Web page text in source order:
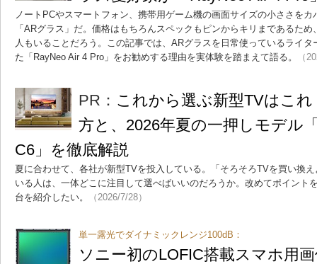
ノートPCやスマートフォン、携帯用ゲーム機の画面サイズの小ささを
「ARグラス」だ。価格はもちろんスペックもピンからキリまであるた
人もいることだろう。この記事では、ARグラスを日常使っているライ
た「RayNeo Air 4 Pro」をお勧めする理由を実体験を踏まえて語る。
（
PR： これから選ぶ新型TVはこ
方と、2026年夏の一押しモデル
C6」を徹底解説
夏に合わせて、各社が新型TVを投入している。「そろそろTVを買い換
いる人は、一体どこに注目して選べばいいのだろうか。改めてポイント
台を紹介したい。
（2026/7/28）
単一露光でダイナミックレンジ100dB：
ソニー初のLOFIC搭載スマホ用